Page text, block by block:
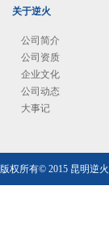
关于逆火
公司简介
公司资质
企业文化
公司动态
大事记
版权所有© 2015 昆明逆